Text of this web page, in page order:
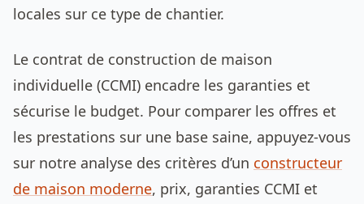
locales sur ce type de chantier.
Le contrat de construction de maison
individuelle (CCMI) encadre les garanties et
sécurise le budget. Pour comparer les offres et
les prestations sur une base saine, appuyez-vous
sur notre analyse des critères d’un constructeur
de maison moderne, prix, garanties CCMI et